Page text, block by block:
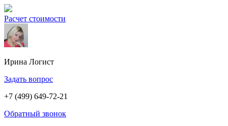
Расчет стоимости
Ирина Логист
Задать вопрос
+7 (499) 649-72-21
Обратный звонок